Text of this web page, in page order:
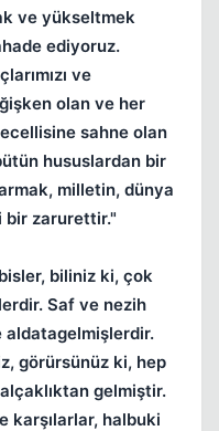
ve yükseltmek
ediyoruz.
ve
olan ve her
sahne olan
hususlardan bir
milletin, dünya
zarurettir."
biliniz ki, çok
Saf ve nezih
aldatagelmişlerdir.
görürsünüz ki, hep
gelmiştir.
karşılarlar, halbuki